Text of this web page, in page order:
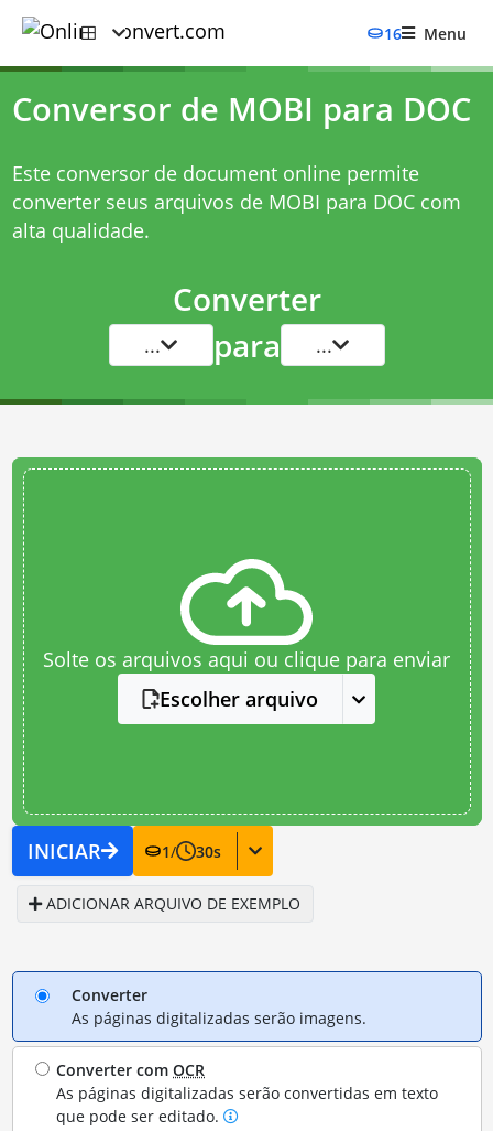
16 Menu
Conversor de MOBI para DOC
Este conversor de document online permite
converter seus arquivos de MOBI para DOC com
alta qualidade.
Converter
... para ...
Solte os arquivos aqui ou clique para enviar
Escolher arquivo
INICIAR 1/ 30s
ADICIONAR ARQUIVO DE EXEMPLO
Converter
As páginas digitalizadas serão imagens.
Converter comOCR
As páginas digitalizadas serão convertidas em texto
que pode ser editado.